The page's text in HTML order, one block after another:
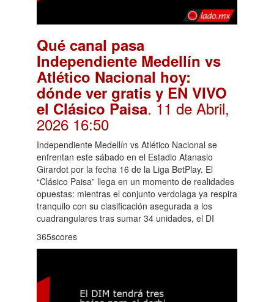
Qué canal pasa
Independiente Medellín vs
Atlético Nacional hoy:
dónde ver gratis y EN VIVO
el Clásico Paisa. 11 de Abril,
2026 16:50
Independiente Medellín vs Atlético Nacional se
enfrentan este sábado en el Estadio Atanasio
Girardot por la fecha 16 de la Liga BetPlay. El
“Clásico Paisa” llega en un momento de realidades
opuestas: mientras el conjunto verdolaga ya respira
tranquilo con su clasificación asegurada a los
cuadrangulares tras sumar 34 unidades, el DI
365scores